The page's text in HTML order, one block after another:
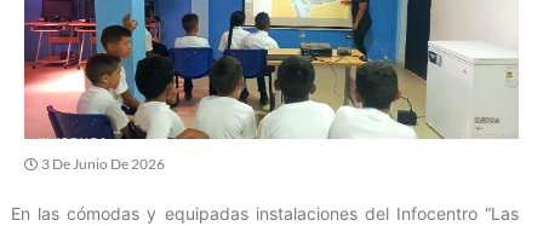
3 De Junio De 2026
En las cómodas y equipadas instalaciones del Infocentro “Las